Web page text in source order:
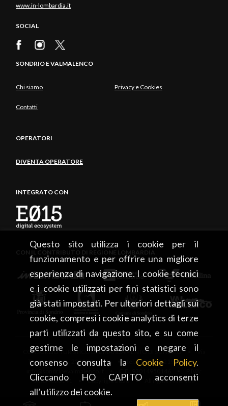
Questo sito utilizza i cookie per il
funzionamento e per offrire una migliore
esperienza di navigazione. I cookie tecnici
e i cookie utilizzati per fini statistici sono
già stati impostati. Per ulteriori dettagli sui
cookie, compresi i cookie analytics di terze
parti utilizzati da questo sito, e su come
gestirne le impostazioni e negare il
consenso consulta la Cookie Policy.
Cliccando HO CAPITO acconsenti
all’utilizzo dei cookie.
www.in-lombardia.it
SOCIAL
SONDRIO E VALMALENCO
Chi siamo Privacy e Cookies
Contatti
OPERATORI
DIVENTA OPERATORE
INTEGRATO CON
CON IL CONTRIBUTO DI REGIONE LOMBARDIA
CONSORZIO TURISTICO DEL MANDAMENTO DI SONDRIO • Via
Tonale, 13 • 23100 Sondrio • tel. +39 0342 219246 •
00834020141 • Copyright 2026 • All rights reserved